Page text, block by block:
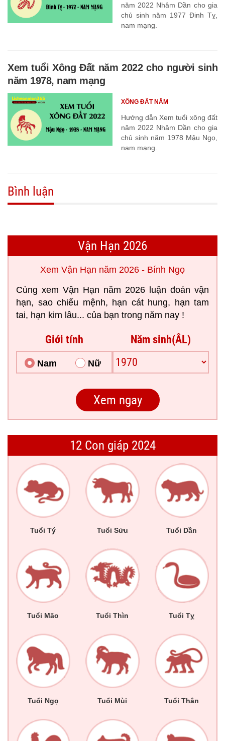
năm 2022 Nhâm Dần cho gia
chủ sinh năm 1977 Đinh Tỵ,
nam mạng.
Xem tuổi Xông Đất năm 2022 cho người sinh
năm 1978, nam mạng
Hướng dẫn Xem tuổi xông đất
năm 2022 Nhâm Dần cho gia
chủ sinh năm 1978 Mậu Ngọ,
nam mạng.
XÔNG ĐẤT NĂM
Bình luận
Vận Hạn 2026
Xem Vận Hạn năm 2026 - Bính Ngọ
Cùng xem Vận Hạn năm 2026 luận đoán vận
hạn, sao chiếu mệnh, hạn cát hung, hạn tam
tai, hạn kim lâu... của bạn trong năm nay !
Giới tính
Nam Nữ
Năm sinh(ÂL)
12 Con giáp 2024
Tuổi Tý Tuổi Sửu Tuổi Dần
Tuổi Mão Tuổi Thìn Tuổi Tỵ
Tuổi Ngọ Tuổi Mùi Tuổi Thân